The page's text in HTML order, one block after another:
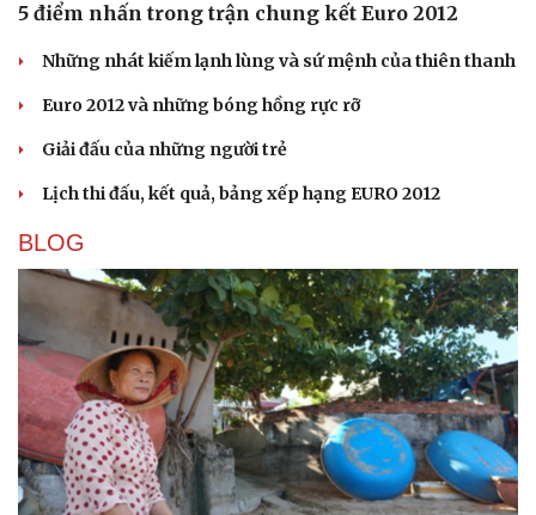
Cải chính
5 điểm nhấn trong trận chung kết Euro 2012
Những nhát kiếm lạnh lùng và sứ mệnh của thiên thanh
Euro 2012 và những bóng hồng rực rỡ
Giải đấu của những người trẻ
Lịch thi đấu, kết quả, bảng xếp hạng EURO 2012
BLOG